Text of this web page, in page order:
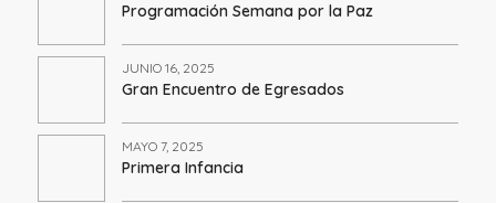
Programación Semana por la Paz
JUNIO 16, 2025
Gran Encuentro de Egresados
MAYO 7, 2025
Primera Infancia